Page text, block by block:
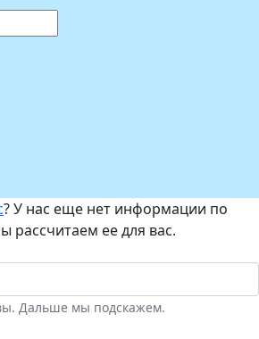
? У нас еще нет информации по
рассчитаем ее для вас.
Дальше мы подскажем.